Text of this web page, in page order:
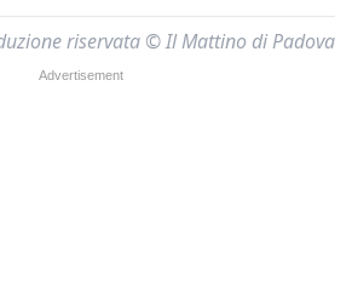
riservata © Il Mattino di Padova